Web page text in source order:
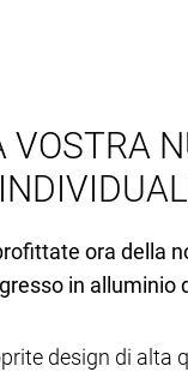
VOSTRA
ora della
in alluminio
design di alta